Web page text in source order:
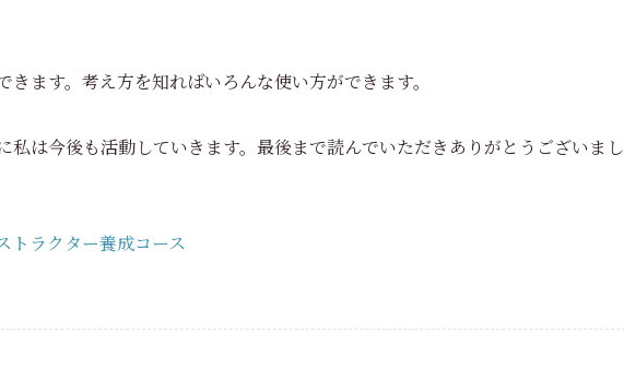
ます。考え方を知ればいろんな使い方ができます。
私は今後も活動していきます。最後まで読んでいただきありがとうございまし
トラクター養成コース